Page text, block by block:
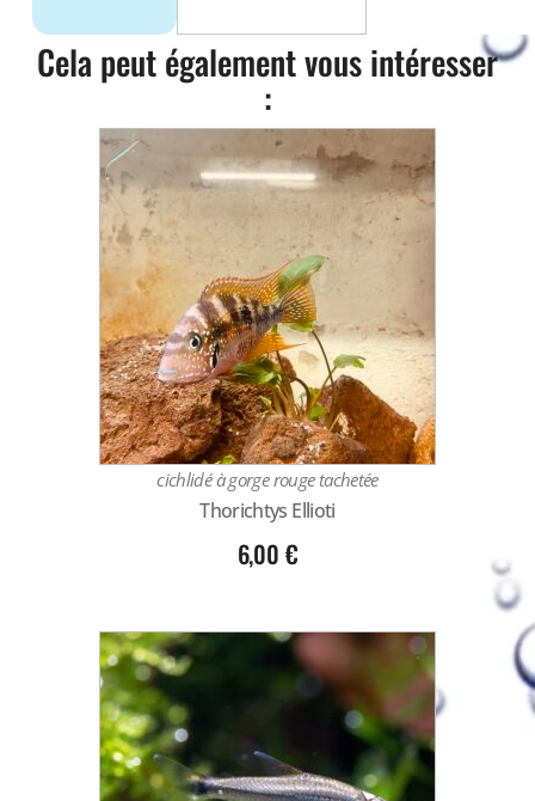
Cela peut également vous intéresser
:
cichlidé à gorge rouge tachetée
Thorichtys Ellioti
6,00 €